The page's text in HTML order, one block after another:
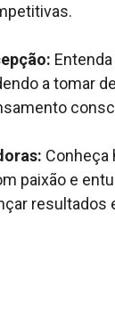
a tomar
Conheça
paixão e
resultados